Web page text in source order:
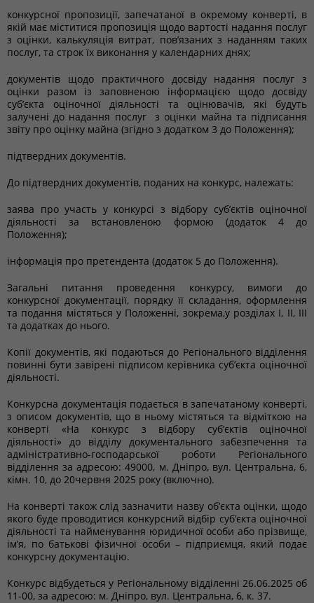
конкурсної пропозиції, запечатаної в окремому конверті, в
якій має міститися пропозиція щодо вартості надання послуг
з оцінки, калькуляція витрат, пов’язаних з наданням таких
послуг, та строк їх виконання у календарних днях;
документів щодо практичного досвіду надання послуг з
оцінки разом із заповненою інформацією щодо досвіду
суб’єкта оціночної діяльності та оцінювачів, які будуть
залучені до надання послуг з оцінки майна та підписання
звіту про оцінку майна (згідно з додатком 3 до Положення);
підтвердних документів.
До підтвердних документів, поданих на конкурс, належать:
заява про участь у конкурсі з відбору суб’єктів оціночної
діяльності за встановленою формою (додаток 4 до
Положення);
інформація про претендента (додаток 5 до Положення).
Загальні питання проведення конкурсу, вимоги до
конкурсної документації, порядку її складання, оформлення
та подання містяться у Положенні, зокрема,у розділах І, ІІ, ІІІ
та додатках до нього.
Копії документів, які подаються до Регіонального відділення
повинні бути завірені підписом керівника суб’єкта оціночної
діяльності.
Конкурсна документація подається в запечатаному конверті,
з описом документів, що в ньому містяться та відміткою на
конверті «На конкурс з відбору суб’єктів оціночної
діяльності» до відділу документального забезпечення та
адміністративно-господарської роботи Регіонального
відділення за адресою: 49000, м. Дніпро, вул. Центральна, 6,
кімн. 10, до 20червня 2025 року (включно).
На конверті також слід зазначити назву об’єкта оцінки, щодо
якого буде проводитися конкурсний відбір суб’єкта оціночної
діяльності та найменування юридичної особи або прізвище,
ім’я, по батькові фізичної особи – підприємця, який подає
конкурсну документацію.
Конкурс відбудеться у Регіональному відділенні 26.06.2025 об
11-00, за адресою: м. Дніпро, вул. Центральна, 6, к. 37.